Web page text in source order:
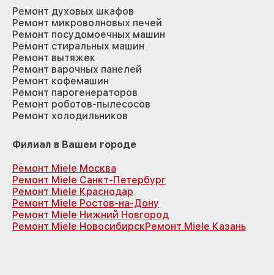
Ремонт духовых шкафов
Ремонт микроволновых печей
Ремонт посудомоечных машин
Ремонт стиральных машин
Ремонт вытяжек
Ремонт варочных панелей
Ремонт кофемашин
Ремонт парогенераторов
Ремонт роботов-пылесосов
Ремонт холодильников
Филиал в Вашем городе
Ремонт Miele Москва
Ремонт Miele Санкт-Петербург
Ремонт Miele Краснодар
Ремонт Miele Ростов-на-Дону
Ремонт Miele Нижний Новгород
Ремонт Miele НовосибирскРемонт Miele Казань